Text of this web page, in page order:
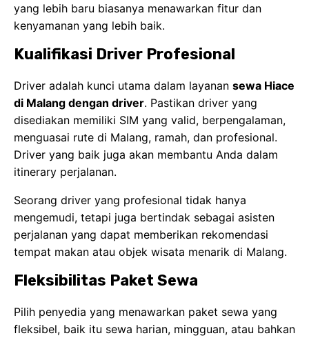
yang lebih baru biasanya menawarkan fitur dan
kenyamanan yang lebih baik.
Kualifikasi Driver Profesional
Driver adalah kunci utama dalam layanan sewa Hiace
di Malang dengan driver. Pastikan driver yang
disediakan memiliki SIM yang valid, berpengalaman,
menguasai rute di Malang, ramah, dan profesional.
Driver yang baik juga akan membantu Anda dalam
itinerary perjalanan.
Seorang driver yang profesional tidak hanya
mengemudi, tetapi juga bertindak sebagai asisten
perjalanan yang dapat memberikan rekomendasi
tempat makan atau objek wisata menarik di Malang.
Fleksibilitas Paket Sewa
Pilih penyedia yang menawarkan paket sewa yang
fleksibel, baik itu sewa harian, mingguan, atau bahkan